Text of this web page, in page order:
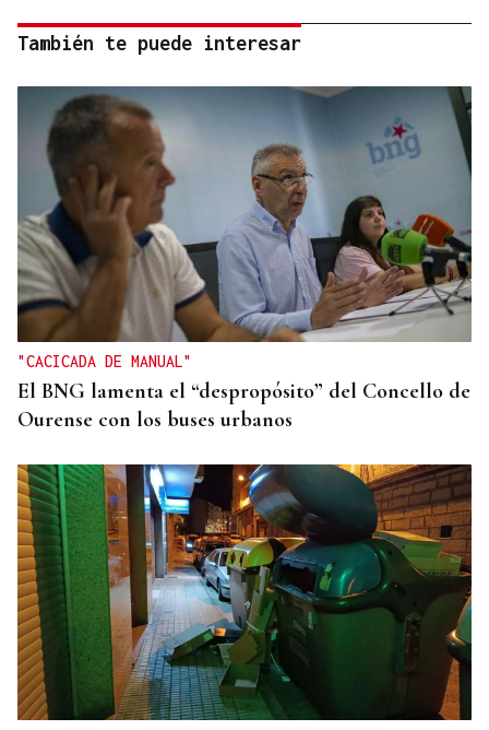
También te puede interesar
"CACICADA DE MANUAL"
El BNG lamenta el “despropósito” del Concello de
Ourense con los buses urbanos